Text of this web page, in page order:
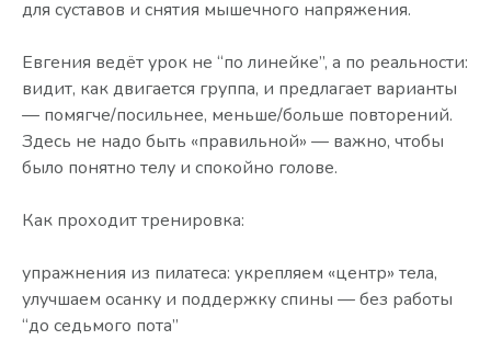
для суставов и снятия мышечного напряжения.
Евгения ведёт урок не “по линейке”, а по реальности:
видит, как двигается группа, и предлагает варианты
— помягче/посильнее, меньше/больше повторений.
Здесь не надо быть «правильной» — важно, чтобы
было понятно телу и спокойно голове.
Как проходит тренировка:
упражнения из пилатеса: укрепляем «центр» тела,
улучшаем осанку и поддержку спины — без работы
“до седьмого пота”